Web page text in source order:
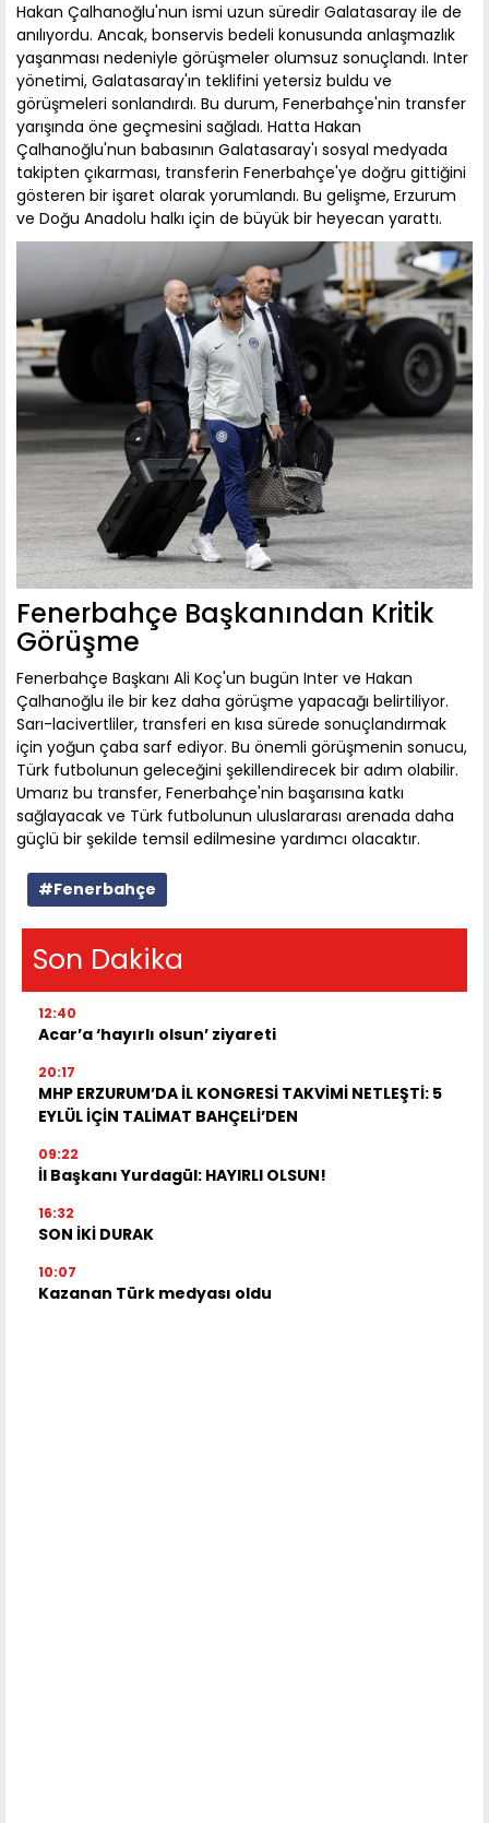
Hakan Çalhanoğlu'nun ismi uzun süredir Galatasaray ile de
anılıyordu. Ancak, bonservis bedeli konusunda anlaşmazlık
yaşanması nedeniyle görüşmeler olumsuz sonuçlandı. Inter
yönetimi, Galatasaray'ın teklifini yetersiz buldu ve
görüşmeleri sonlandırdı. Bu durum, Fenerbahçe'nin transfer
yarışında öne geçmesini sağladı. Hatta Hakan
Çalhanoğlu'nun babasının Galatasaray'ı sosyal medyada
takipten çıkarması, transferin Fenerbahçe'ye doğru gittiğini
gösteren bir işaret olarak yorumlandı. Bu gelişme, Erzurum
ve Doğu Anadolu halkı için de büyük bir heyecan yarattı.
Fenerbahçe Başkanından Kritik
Görüşme
Fenerbahçe Başkanı Ali Koç'un bugün Inter ve Hakan
Çalhanoğlu ile bir kez daha görüşme yapacağı belirtiliyor.
Sarı-lacivertliler, transferi en kısa sürede sonuçlandırmak
için yoğun çaba sarf ediyor. Bu önemli görüşmenin sonucu,
Türk futbolunun geleceğini şekillendirecek bir adım olabilir.
Umarız bu transfer, Fenerbahçe'nin başarısına katkı
sağlayacak ve Türk futbolunun uluslararası arenada daha
güçlü bir şekilde temsil edilmesine yardımcı olacaktır.
#Fenerbahçe
Son Dakika
12:40
Acar’a ‘hayırlı olsun’ ziyareti
20:17
MHP ERZURUM’DA İL KONGRESİ TAKVİMİ NETLEŞTİ: 5
EYLÜL İÇİN TALİMAT BAHÇELİ’DEN
09:22
İl Başkanı Yurdagül: HAYIRLI OLSUN!
16:32
SON İKİ DURAK
10:07
Kazanan Türk medyası oldu